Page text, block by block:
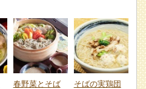
春野菜とそば そばの実鶏団